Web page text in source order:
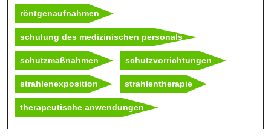
röntgenaufnahmen
schulung des medizinischen personals
schutzmaßnahmen schutzvorrichtungen
strahlenexposition strahlentherapie
therapeutische anwendungen